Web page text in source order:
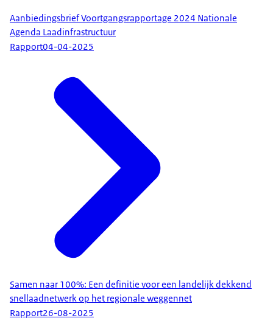
Aanbiedingsbrief Voortgangsrapportage 2024 Nationale
Agenda Laadinfrastructuur
Rapport04-04-2025
Samen naar 100%: Een definitie voor een landelijk dekkend
snellaadnetwerk op het regionale weggennet
Rapport26-08-2025